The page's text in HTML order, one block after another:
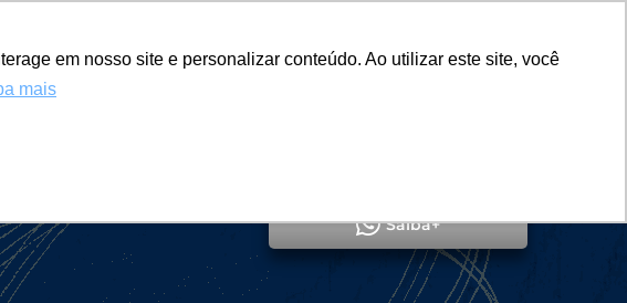
em nosso site e personalizar conteúdo. Ao utilizar este site, você
maisPESQUISA
Saiba+